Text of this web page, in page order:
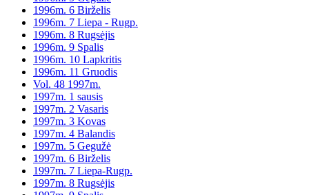
1996m. 6 Birželis
1996m. 7 Liepa - Rugp.
1996m. 8 Rugsėjis
1996m. 9 Spalis
1996m. 10 Lapkritis
1996m. 11 Gruodis
Vol. 48 1997m.
1997m. 1 sausis
1997m. 2 Vasaris
1997m. 3 Kovas
1997m. 4 Balandis
1997m. 5 Gegužė
1997m. 6 Birželis
1997m. 7 Liepa-Rugp.
1997m. 8 Rugsėjis